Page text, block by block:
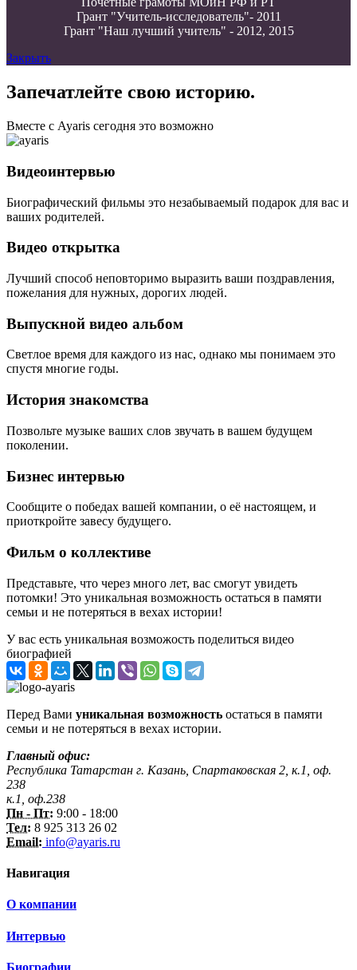
Грант "Учитель-исследователь"- 2011
Грант "Наш лучший учитель" - 2012, 2015
Закрыть
Запечатлейте свою историю.
Вместе с Ayaris сегодня это возможно
Видеоинтервью
Биографический фильмы это незабываемый подарок для вас и
ваших родителей.
Видео открытка
Лучший способ неповторимо выразить ваши поздравления,
пожелания для нужных, дорогих людей.
Выпускной видео альбом
Светлое время для каждого из нас, однако мы понимаем это
спустя многие годы.
История знакомства
Позвольте музыке ваших слов звучать в вашем будущем
поколении.
Бизнес интервью
Сообщите о победах вашей компании, о её настоящем, и
приоткройте завесу будущего.
Фильм о коллективе
Представьте, что через много лет, вас смогут увидеть
потомки! Это уникальная возможность остаться в памяти
семьи и не потеряться в вехах истории!
У вас есть уникальная возможость поделиться видео
биографией
Перед Вами уникальная возможность остаться в памяти
семьи и не потеряться в вехах истории.
Главный офис:
Республика Татарстан г. Казань, Спартаковская 2, к.1, оф.
238
к.1, оф.238
Пн - Пт: 9:00 - 18:00
Тел: 8 925 313 26 02
Email: info@ayaris.ru
Навигация
О компании
Интервью
Биографии